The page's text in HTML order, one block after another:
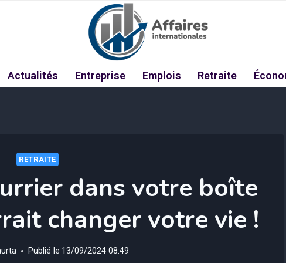
Actualités Entreprise Emplois Retraite
RETRAITE
dans votre boîte
changer votre vie !
Publié le 13/09/2024 08:49